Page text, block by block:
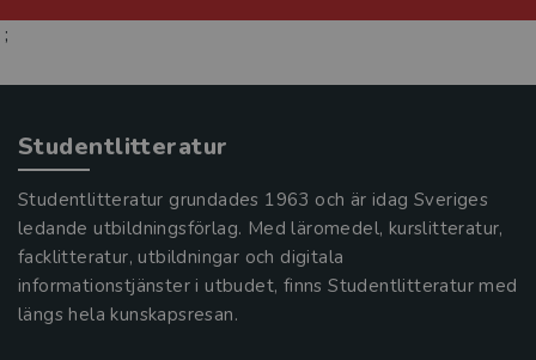
;
Studentlitteratur
Studentlitteratur grundades 1963 och är idag Sveriges
ledande utbildningsförlag. Med läromedel, kurslitteratur,
facklitteratur, utbildningar och digitala
informationstjänster i utbudet, finns Studentlitteratur med
längs hela kunskapsresan.